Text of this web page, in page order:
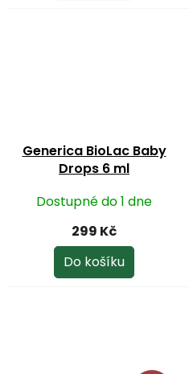
Generica BioLac Baby
Drops 6 ml
Dostupné do 1 dne
299 Kč
Do košíku